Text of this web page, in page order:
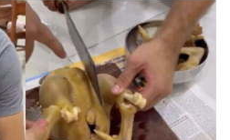
Nhà đẹp
Blog
Tình yêu - Gia đình